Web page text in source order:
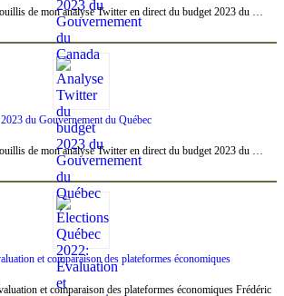
de mon analyse Twitter en direct du budget 2023 du …
du Gouvernement du Québec
de mon analyse Twitter en direct du budget 2023 du …
et comparaison des plateformes économiques
et comparaison des plateformes économiques Frédéric